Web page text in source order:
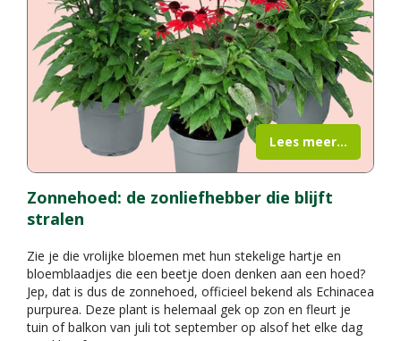
Zonnehoed: de zonliefhebber die blijft
stralen
Zie je die vrolijke bloemen met hun stekelige hartje en
bloemblaadjes die een beetje doen denken aan een hoed?
Jep, dat is dus de zonnehoed, officieel bekend als Echinacea
purpurea. Deze plant is helemaal gek op zon en fleurt je
tuin of balkon van juli tot september op alsof het elke dag
Lees meer...